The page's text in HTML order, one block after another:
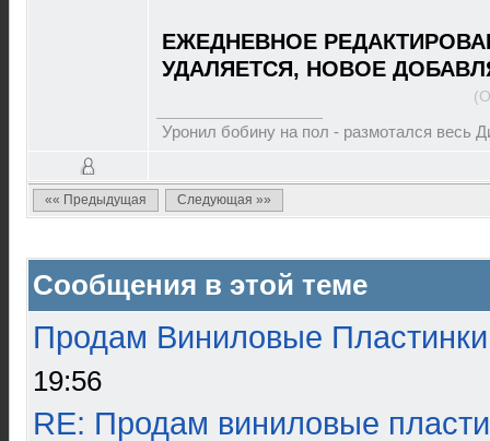
ЕЖЕДНЕВНОЕ
УДАЛЯЕТСЯ, НОВОЕ
Уронил бобину на пол - размотался весь
«« Предыдущая Следующая »»
Сообщения в этой теме
Продам Виниловые Пластинки
19:56
RE: Продам виниловые